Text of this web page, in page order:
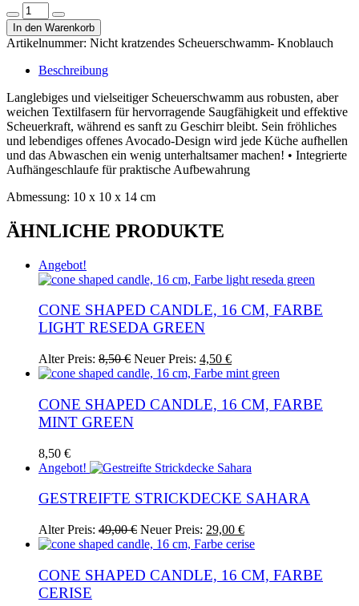
Menge
verringern
Nicht
kratzendes
Scheuerschwamm-
Knoblauch
Menge
Menge
erhöhen
In den Warenkorb
Artikelnummer: Nicht kratzendes Scheuerschwamm- Knoblauch
Beschreibung
Langlebiges und vielseitiger Scheuerschwamm aus robusten, aber
weichen Textilfasern für hervorragende Saugfähigkeit und effektive
Scheuerkraft, während es sanft zu Geschirr bleibt. Sein fröhliches
und lebendiges offenes Avocado-Design wird jede Küche aufhellen
und das Abwaschen ein wenig unterhaltsamer machen! • Integrierte
Aufhängeschlaufe für praktische Aufbewahrung
Abmessung: 10 x 10 x 14 cm
ÄHNLICHE PRODUKTE
Angebot!
CONE SHAPED CANDLE, 16 CM, FARBE
LIGHT RESEDA GREEN
Alter Preis: 8,50€ Ursprünglicher
Preis
8,50 €
Neuer Preis: 4,50 €Aktueller
Preis
4,50 €.
CONE SHAPED CANDLE, 16 CM, FARBE
MINT GREEN
8,50 €
Angebot!
GESTREIFTE STRICKDECKE SAHARA
Alter Preis: 49,00€ Ursprünglicher
Preis
49,00 €
Neuer Preis: 29,00 €Aktueller
Preis
29,00 €.
CONE SHAPED CANDLE, 16 CM, FARBE
CERISE